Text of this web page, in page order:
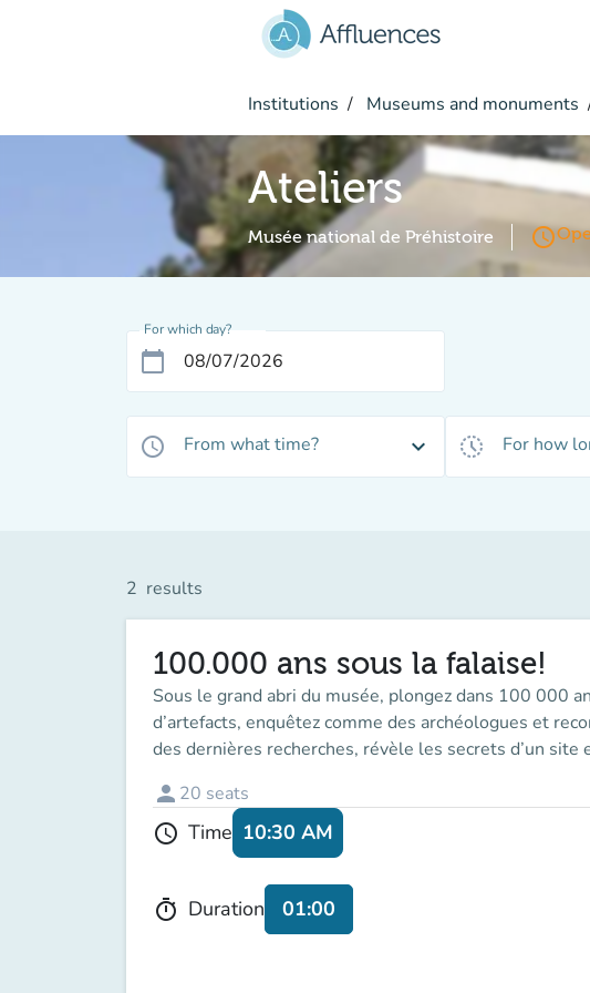
Institutions Museums and monuments
Ateliers
Musée national de Préhistoire access_time
For which day?
calendar_today
access_time From what time? expand_more history_toggle_off For how
2 results
100.000 ans sous la falaise!
Sous le grand abri du musée, plongez dans 100 000
d’artefacts, enquêtez comme des archéologues et
des dernières recherches, révèle les secrets d’un
person 20 seats
schedule Time 10:30 AM
timer Duration 01:00